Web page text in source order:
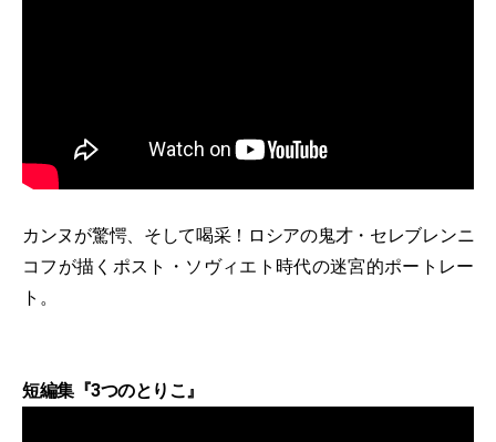
カンヌが驚愕、そして喝采！ロシアの鬼才・セレブレンニ
コフが描くポスト・ソヴィエト時代の迷宮的ポートレー
ト。
短編集『3つのとりこ』